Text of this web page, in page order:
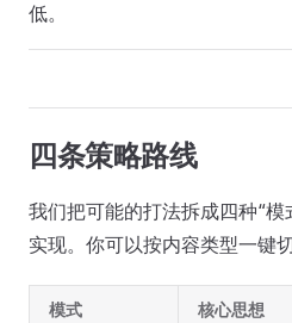
低。
四条策略路线
我们把可能的打法拆成四种“
实现。你可以按内容类型一键切
模式 核心思想